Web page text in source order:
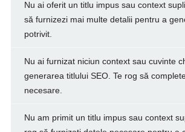
Nu ai oferit un titlu impus sau context
să furnizezi mai multe detalii pentru a
potrivit.
Nu ai furnizat niciun context sau cuvinte
generarea titlului SEO. Te rog să
necesare.
Nu am primit un titlu impus sau context